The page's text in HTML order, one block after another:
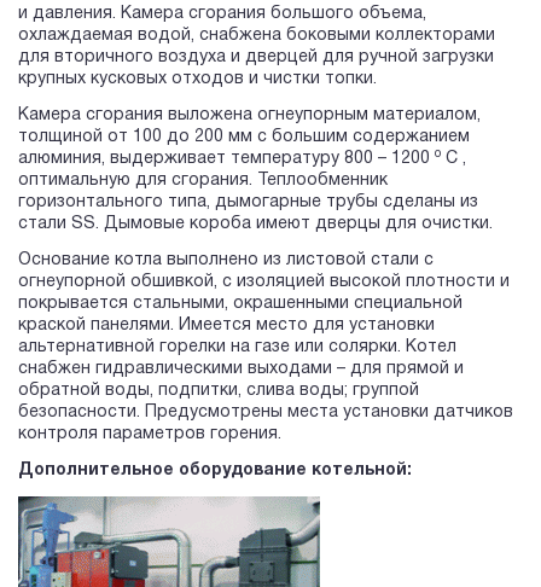
и давления. Камера сгорания большого объема,
охлаждаемая водой, снабжена боковыми коллекторами
для вторичного воздуха и дверцей для ручной загрузки
крупных кусковых отходов и чистки топки.
Камера сгорания выложена огнеупорным материалом,
толщиной от 100 до 200 мм с большим содержанием
алюминия, выдерживает температуру 800 – 1200 o С ,
оптимальную для сгорания. Теплообменник
горизонтального типа, дымогарные трубы сделаны из
стали SS. Дымовые короба имеют дверцы для очистки.
Основание котла выполнено из листовой стали с
огнеупорной обшивкой, с изоляцией высокой плотности и
покрывается стальными, окрашенными специальной
краской панелями. Имеется место для установки
альтернативной горелки на газе или солярки. Котел
снабжен гидравлическими выходами – для прямой и
обратной воды, подпитки, слива воды; группой
безопасности. Предусмотрены места установки датчиков
контроля параметров горения.
Дополнительное оборудование котельной: